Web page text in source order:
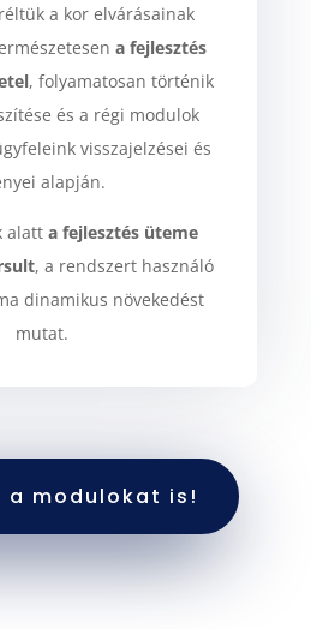
a kor elvárásainak
a fejlesztés
, folyamatosan történik
és a régi modulok
visszajelzései és
alapján.
alatt a fejlesztés üteme
, a rendszert használó
dinamikus növekedést
mutat.
a modulokat is!